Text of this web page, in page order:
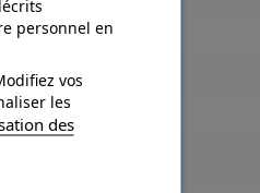
personnel en
vos
les
des